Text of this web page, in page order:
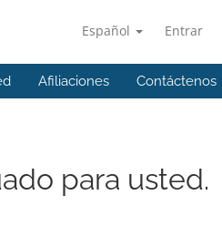
Español Entrar
Afiliaciones Contáctenos
para usted.